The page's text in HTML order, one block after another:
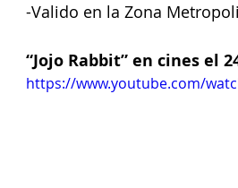
-Valido en la Zona
“Jojo Rabbit” en cines el
https://www.youtube.com/